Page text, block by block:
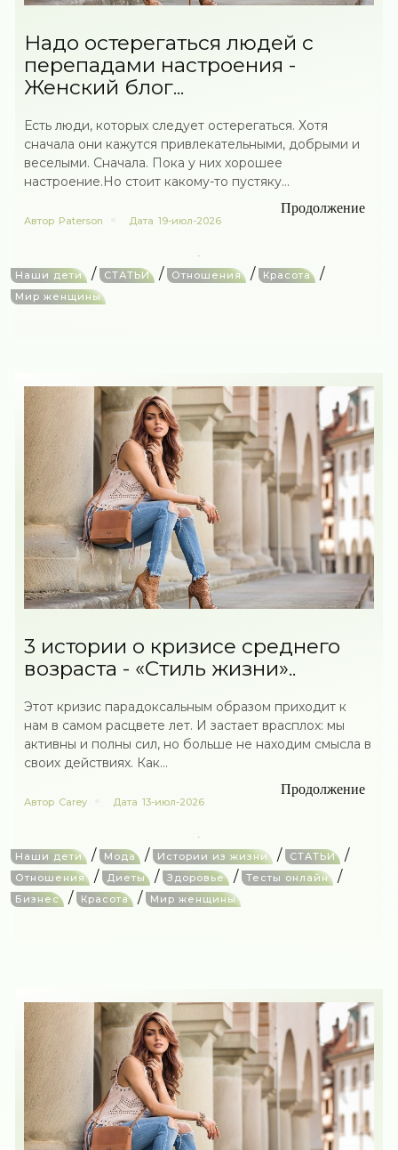
Надо остерегаться людей с
перепадами настроения -
Женский блог...
Есть люди, которых следует остерегаться. Хотя
сначала они кажутся привлекательными, добрыми и
веселыми. Сначала. Пока у них хорошее
настроение.Но стоит какому-то пустяку...
Продолжение
Автор Paterson Дата 19-июл-2026
Наши дети / СТАТЬИ / Отношения / Красота /
Мир женщины
3 истории о кризисе среднего
возраста - «Стиль жизни»..
Этот кризис парадоксальным образом приходит к
нам в самом расцвете лет. И застает врасплох: мы
активны и полны сил, но больше не находим смысла в
своих действиях. Как...
Продолжение
Автор Carey Дата 13-июл-2026
Наши дети / Мода / Истории из жизни / СТАТЬИ /
Отношения / Диеты / Здоровье / Тесты онлайн /
Бизнес / Красота / Мир женщины